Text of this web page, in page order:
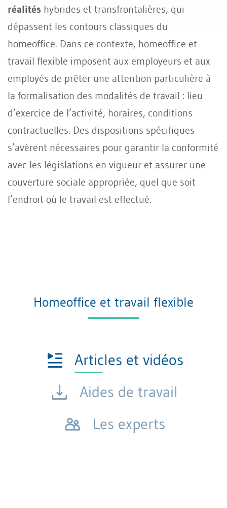
réalités hybrides et transfrontalières, qui
dépassent les contours classiques du
homeoffice. Dans ce contexte, homeoffice et
travail flexible imposent aux employeurs et aux
employés de prêter une attention particulière à
la formalisation des modalités de travail : lieu
d’exercice de l’activité, horaires, conditions
contractuelles. Des dispositions spécifiques
s’avèrent nécessaires pour garantir la conformité
avec les législations en vigueur et assurer une
couverture sociale appropriée, quel que soit
l’endroit où le travail est effectué.
Homeoffice et travail flexible
Articles et vidéos
Aides de travail
Les experts